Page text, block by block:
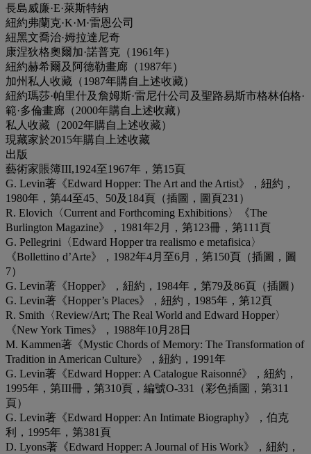
長島威廉·E·萊斯特納
紐約弗蘭克·K·M·雷恩公司
紐黑文喬治·姆拉達尼奇
康涅狄格奧爾加·諾普克（1961年）
紐約赫希爾及阿德勒畫廊（1987年）
加州私人收藏（1987年購自上述收藏）
紐約瑪莎·帕里什及詹姆斯·雷尼什公司及聖路易斯市格林伯格·
範·多倫畫廊（2000年購自上述收藏）
私人收藏（2002年購自上述收藏）
現藏家於2015年購自上述收藏
出版
藝術家賬簿III,1924至1967年，第15頁
G. Levin著《Edward Hopper: The Art and the Artist》，紐約，
1980年，第44至45、50及184頁（插圖，圖頁231）
R. Elovich〈Current and Forthcoming Exhibitions〉《The
Burlington Magazine》，1981年2月，第123冊，第111頁
G. Pellegrini〈Edward Hopper tra realismo e metafisica〉
《Bollettino d’Arte》，1982年4月至6月，第150頁（插圖，圖
7）
G. Levin著《Hopper》，紐約，1984年，第79及86頁（插圖）
G. Levin著《Hopper’s Places》，紐約，1985年，第12頁
R. Smith〈Review/Art; The Real World and Edward Hopper〉
《New York Times》，1988年10月28日
M. Kammen著《Mystic Chords of Memory: The Transformation of
Tradition in American Culture》，紐約，1991年
G. Levin著《Edward Hopper: A Catalogue Raisonné》，紐約，
1995年，第III冊，第310頁，編號O-331（彩色插圖，第311
頁）
G. Levin著《Edward Hopper: An Intimate Biography》，伯克
利，1995年，第381頁
D. Lyons著《Edward Hopper: A Journal of His Work》，紐約，